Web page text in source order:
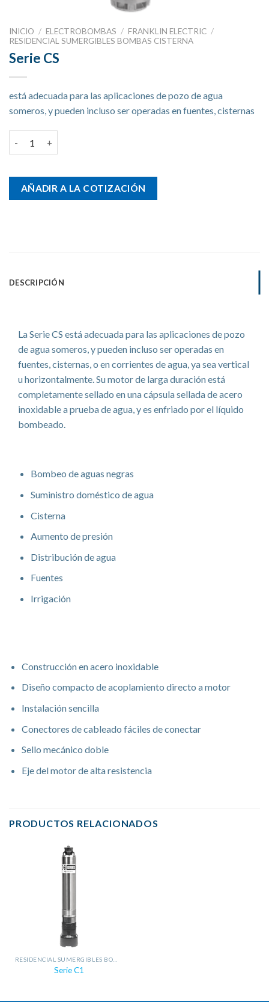
INICIO / ELECTROBOMBAS / FRANKLIN ELECTRIC /
RESIDENCIAL SUMERGIBLES BOMBAS CISTERNA
Serie CS
está adecuada para las aplicaciones de pozo de agua
someros, y pueden incluso ser operadas en fuentes, cisternas
AÑADIR A LA COTIZACIÓN
DESCRIPCIÓN
La Serie CS está adecuada para las aplicaciones de pozo
de agua someros, y pueden incluso ser operadas en
fuentes, cisternas, o en corrientes de agua, ya sea vertical
u horizontalmente. Su motor de larga duración está
completamente sellado en una cápsula sellada de acero
inoxidable a prueba de agua, y es enfriado por el líquido
bombeado.
Bombeo de aguas negras
Suministro doméstico de agua
Cisterna
Aumento de presión
Distribución de agua
Fuentes
Irrigación
Construcción en acero inoxidable
Diseño compacto de acoplamiento directo a motor
Instalación sencilla
Conectores de cableado fáciles de conectar
Sello mecánico doble
Eje del motor de alta resistencia
PRODUCTOS RELACIONADOS
Serie C1